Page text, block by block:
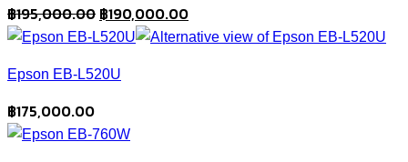
฿195,000.00 Original
price
฿195,000.00.
฿190,000.00Current
price
Epson EB-L520U
฿175,000.00